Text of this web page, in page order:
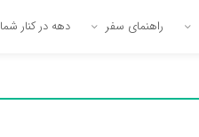
راهنمای سفر دهه در کنار شما